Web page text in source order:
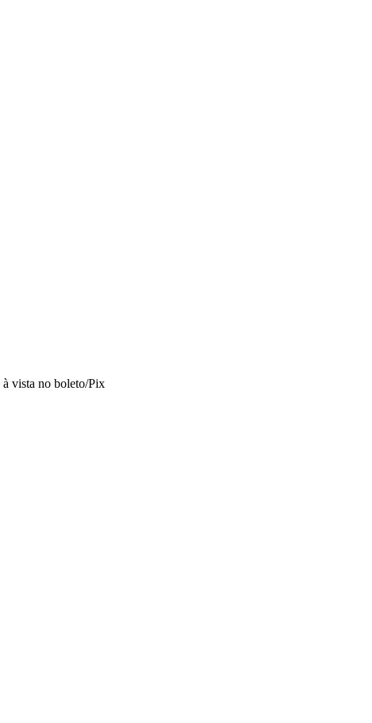
à vista no boleto/Pix